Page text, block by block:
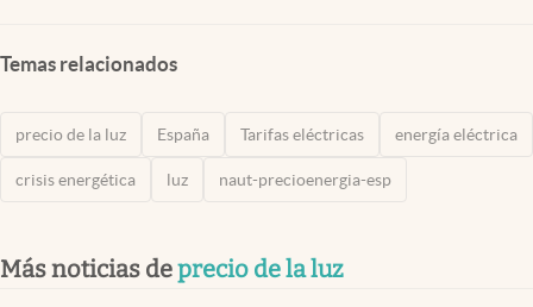
Temas relacionados
precio de la luz España Tarifas eléctricas energía eléctrica
crisis energética luz naut-precioenergia-esp
Más noticias deprecio de la luz